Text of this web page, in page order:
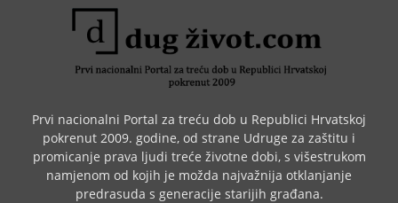
Prvi nacionalni Portal za treću dob u Republici Hrvatskoj
pokrenut 2009. godine, od strane Udruge za zaštitu i
promicanje prava ljudi treće životne dobi, s višestrukom
namjenom od kojih je možda najvažnija otklanjanje
predrasuda s generacije starijih građana.